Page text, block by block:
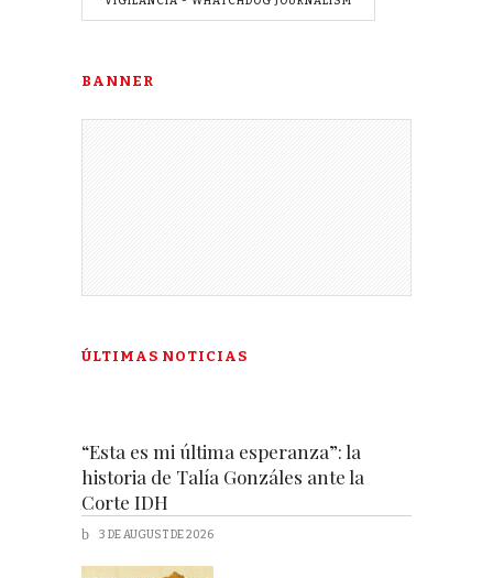
BANNER
ÚLTIMAS NOTICIAS
“Esta es mi última esperanza”: la
historia de Talía Gonzáles ante la
Corte IDH
3 DE AUGUST DE 2026